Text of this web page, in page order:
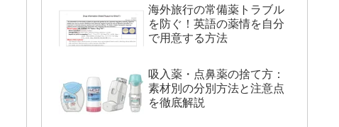
海外旅行の常備薬トラブル
を防ぐ！英語の薬情を自分
で用意する方法
吸入薬・点鼻薬の捨て方：
素材別の分別方法と注意点
を徹底解説